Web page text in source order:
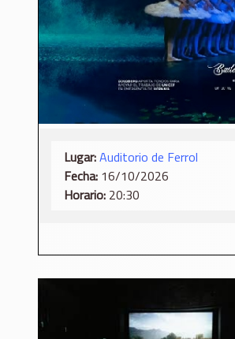
Lugar:Auditorio de Ferrol
Fecha: 16/10/2026
Horario: 20:30